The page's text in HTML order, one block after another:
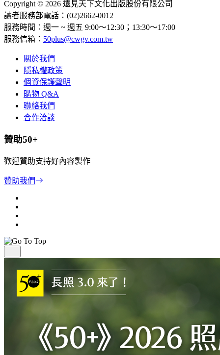
Copyright © 2026 遠見天下文化出版股份有限公司
讀者服務部電話：(02)2662-0012
服務時間：週一 ~ 週五 9:00～12:30；13:30～17:00
服務信箱： 50plus@cwgv.com.tw
關於我們
隱私權政策
個資保護聲明
購物 Q&A
聯絡我們
合作洽談
贊助50+
歡迎贊助支持好內容製作
贊助我們